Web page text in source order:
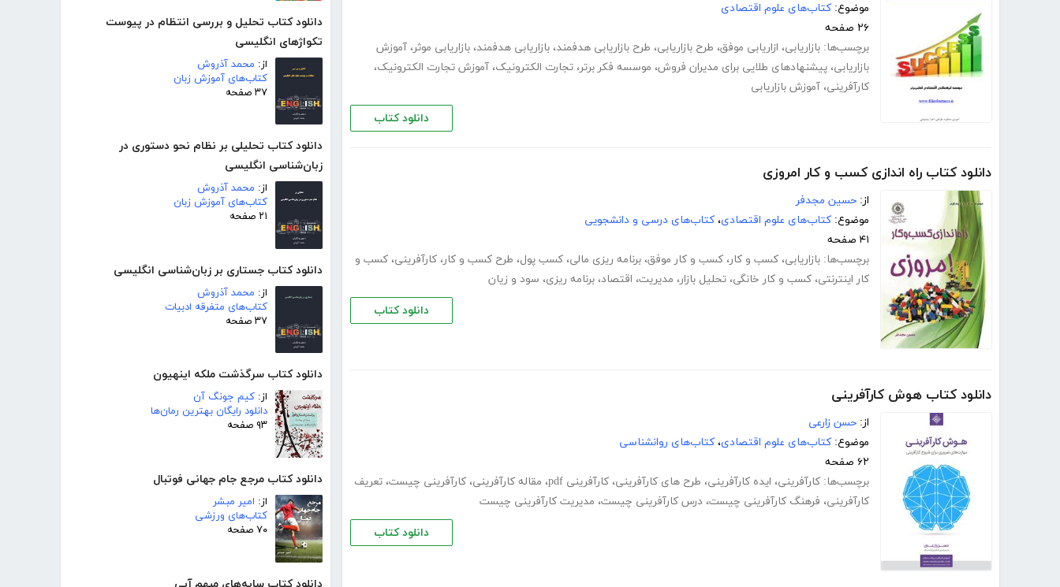
دانلود کتاب تحلیل و بررسی انتظام در پیوست
تکواژهای انگلیسی
از: محمد آذروش
کتاب‌های آموزش زبان
۳۷ صفحه
دانلود کتاب تحلیلی بر نظام نحو دستوری در
زبان‌شناسی انگلیسی
از: محمد آذروش
کتاب‌های آموزش زبان
۲۱ صفحه
دانلود کتاب جستاری بر زبان‌شناسی انگلیسی
از: محمد آذروش
کتاب‌های متفرقه ادبیات
۳۷ صفحه
دانلود کتاب سرگذشت ملکه اینهیون
از: کیم جونگ آن
دانلود رایگان بهترین رمان‌ها
۹۳ صفحه
دانلود کتاب مرجع جام جهانی فوتبال
از: امیر مبشر
کتاب‌های ورزشی
۷۰ صفحه
دانلود کتاب سایه‌های مبهم آبی
موضوع: کتاب‌های علوم اقتصادی
۲۶ صفحه
برچسب‌ها: بازاریابی، ازاریابی موفق، طرح بازاریابی، طرح بازاریابی هدفمند، بازاریابی هدفمند، بازاریابی موثر، آموزش
بازاریابی، پیشنهادهای طلایی برای مدیران فروش، موسسه فکر برتر، تجارت الکترونیک، آموزش تجارت الکترونیک،
کارآفرینی، آموزش بازاریابی
دانلود کتاب
دانلود کتاب راه اندازی کسب و کار امروزی
از: حسین مجدفر
موضوع: کتاب‌های علوم اقتصادی، کتاب‌های درسی و دانشجویی
۴۱ صفحه
برچسب‌ها: بازاریابی، کسب و کار، کسب و کار موفق، برنامه ریزی مالی، کسب پول، طرح کسب و کار، کارآفرینی، کسب و
کار اینترنتی، کسب و کار خانگی، تحلیل بازار، مدیریت، اقتصاد، برنامه ریزی، سود و زیان
دانلود کتاب
دانلود کتاب هوش کارآفرینی
از: حسن زارعی
موضوع: کتاب‌های علوم اقتصادی، کتاب‌های روانشناسی
۶۲ صفحه
برچسب‌ها: کارآفرینی، ایده کارآفرینی، طرح های کارآفرینی، کارآفرینی pdf ، مقاله کارآفرینی، کارآفرینی چیست، تعریف
کارآفرینی، فرهنگ کارآفرینی چیست، درس کارآفرینی چیست، مدیریت کارآفرینی چیست
دانلود کتاب